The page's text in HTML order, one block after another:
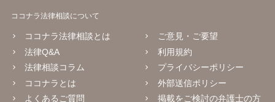
ココナラ法律相談について
ココナラ法律相談とは
法律Q&A
法律相談コラム
ココナラとは
よくあるご質問
ご意見・ご要望
利用規約
プライバシーポリシー
外部送信ポリシー
掲載をご検討の弁護士の方